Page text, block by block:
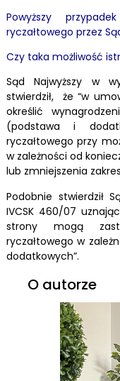
Powyższy
ryczałtowego przez
Czy taka możliwość
Sąd Najwyższy w
stwierdził, że “w
określić
(podstawa i
ryczałtowego przy
w zależności od
lub zmniejszenia
Podobnie stwierdził
IVCSK 460/07
strony mogą
ryczałtowego w
dodatkowych”.
O autorze